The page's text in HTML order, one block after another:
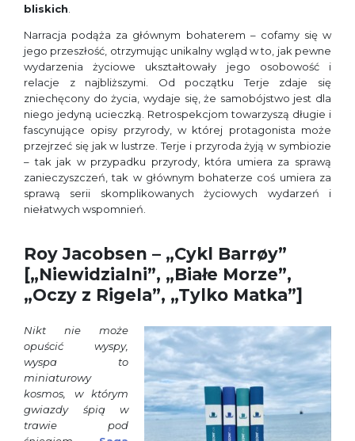
bliskich
Narracja podąża za głównym bohaterem – cofamy się w
jego przeszłość, otrzymując unikalny wgląd w to, jak pewne
wydarzenia życiowe ukształtowały jego osobowość i
relacje z najbliższymi. Od początku Terje zdaje się
zniechęcony do życia, wydaje się, że samobójstwo jest dla
niego jedyną ucieczką. Retrospekcjom towarzyszą długie i
fascynujące opisy przyrody, w której protagonista może
przejrzeć się jak w lustrze. Terje i przyroda żyją w symbiozie
– tak jak w przypadku przyrody, która umiera za sprawą
zanieczyszczeń, tak w głównym bohaterze coś umiera za
sprawą serii skomplikowanych życiowych wydarzeń i
niełatwych wspomnień.
Roy Jacobsen – „Cykl Barrøy”
[„Niewidzialni”, „Białe Morze”,
„Oczy z Rigela”, „Tylko Matka”]
Nikt nie może
opuścić wyspy,
wyspa to
miniaturowy
kosmos, w którym
gwiazdy śpią w
trawie pod